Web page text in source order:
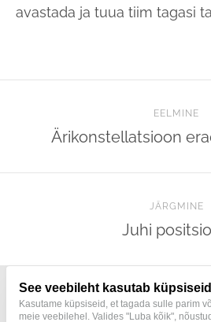
avastada ja tuua tiim tagasi
EELMINE
Ärikonstellatsioon
JÄRGMINE
Juhi
See veebileht kasutab küpsiseid
Kasutame küpsiseid, et tagada sulle parim
meie veebilehel. Valides "Luba kõik",